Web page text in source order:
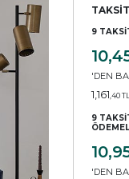
9
'DEN
1,161,40
9
'DEN